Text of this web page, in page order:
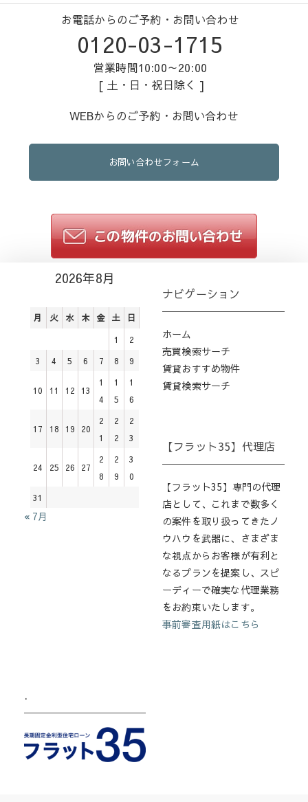
お電話からのご予約・お問い合わせ
0120-03-1715
営業時間10:00～20:00
[ 土・日・祝日除く ]
WEBからのご予約・お問い合わせ
お問い合わせフォーム
2026年8月
月 火 水 木 金 土 日
1
2
3
4 5 6 7 8 9
10 11 12 13
1
4
1
5
1
6
17 18 19 20
2
1
2
2
2
3
24 25 26 27
2
8
2
9
3
0
31
« 7月
ナビゲーション
ホーム
売買検索サーチ
賃貸おすすめ物件
賃貸検索サーチ
【フラット35】代理店
【フラット35】専門の代理
店として、これまで数多く
の案件を取り扱ってきたノ
ウハウを武器に、さまざま
な視点からお客様が有利と
なるプランを提案し、スピ
ーディーで確実な代理業務
をお約束いたします。
事前審査用紙はこちら
.